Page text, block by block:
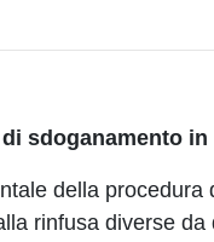
sdoganamento in
della procedura
rinfusa diverse da